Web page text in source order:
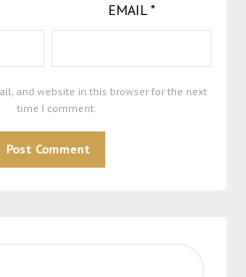
EMAIL*
and website in this browser for the next
time I comment.